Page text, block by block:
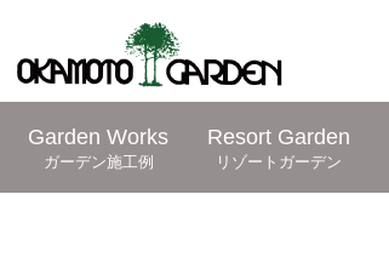
Garden Works
ガーデン施工例
Resort Garden
リゾートガーデン